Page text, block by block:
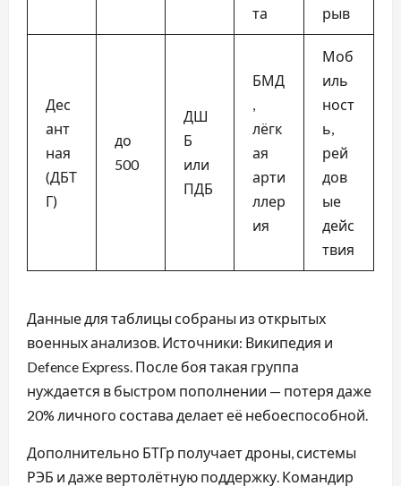
та
рыв
Дес
ант
ная
(ДБТ
Г)
до
500
ДШ
Б
или
ПДБ
БМД
лёгк
ая
арти
ллер
ия
Моб
иль
ност
ь,
рей
дов
ые
дейс
твия
Данные для таблицы собраны из открытых
военных анализов. Источники: Википедия и
Defence Express. После боя такая группа
нуждается в быстром пополнении — потеря даже
20% личного состава делает её небоеспособной.
Дополнительно БТГр получает дроны, системы
РЭБ и даже вертолётную поддержку. Командир